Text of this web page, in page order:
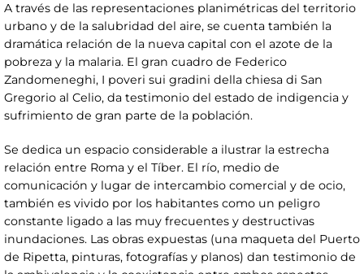
A través de las representaciones planimétricas del territorio
urbano y de la salubridad del aire, se cuenta también la
dramática relación de la nueva capital con el azote de la
pobreza y la malaria. El gran cuadro de Federico
Zandomeneghi, I poveri sui gradini della chiesa di San
Gregorio al Celio, da testimonio del estado de indigencia y
sufrimiento de gran parte de la población.
Se dedica un espacio considerable a ilustrar la estrecha
relación entre Roma y el Tíber. El río, medio de
comunicación y lugar de intercambio comercial y de ocio,
también es vivido por los habitantes como un peligro
constante ligado a las muy frecuentes y destructivas
inundaciones. Las obras expuestas (una maqueta del Puerto
de Ripetta, pinturas, fotografías y planos) dan testimonio de